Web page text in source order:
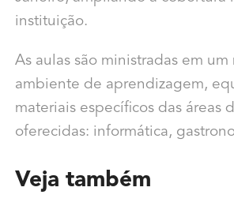
instituição.
As aulas são ministradas em
ambiente de aprendizagem,
materiais específicos das áreas
oferecidas: informática,
Veja também